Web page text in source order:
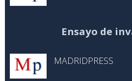
Ensayo de
MADRIDPRESS